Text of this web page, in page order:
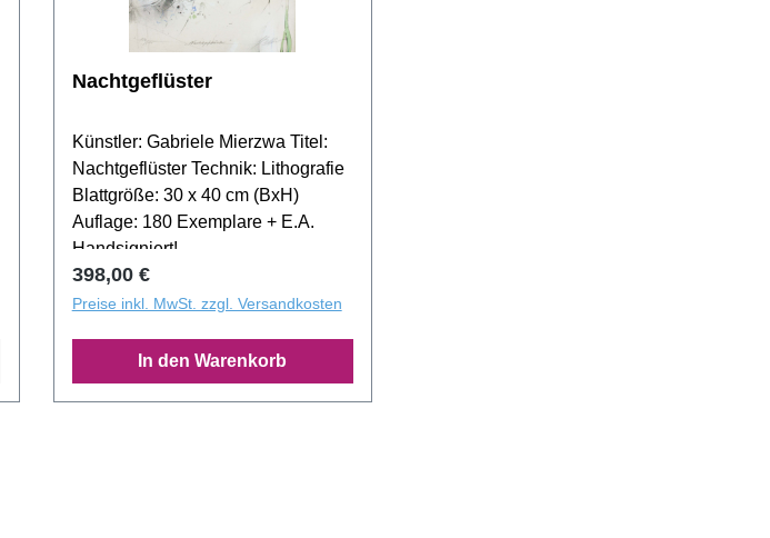
Nachtgeflüster
Künstler: Gabriele Mierzwa Titel:
Nachtgeflüster Technik: Lithografie
Blattgröße: 30 x 40 cm (BxH)
Auflage: 180 Exemplare + E.A.
Handsigniert!
Regulärer Preis:
398,00 €
Preise inkl. MwSt. zzgl. Versandkosten
In den Warenkorb